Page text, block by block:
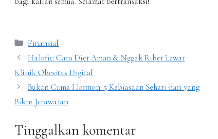
Kategori
Finansial
Halofit: Cara Diet Aman & Nggak Ribet Lewat
Klinik Obesitas Digital
Bukan Cuma Hormon: 5 Kebiasaan Sehari-hari yang
Bikin Jerawatan
Tinggalkan komentar